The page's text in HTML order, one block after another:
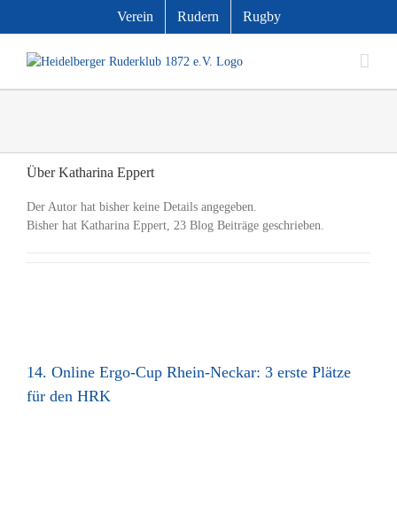
Verein Rudern Rugby
ÜberKatharina Eppert
Der Autor hat bisher keine Details angegeben.
Bisher hat Katharina Eppert, 23 Blog Beiträge geschrieben.
14. Online Ergo-Cup Rhein-Neckar: 3 erste Plätze
für den HRK